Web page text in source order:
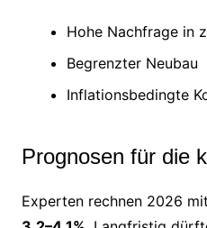
Hohe Nachfrage in
Begrenzter Neubau
Inflationsbedingte
Prognosen für die
Experten rechnen 2026